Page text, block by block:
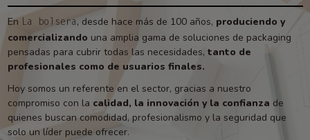
En La bolsera, desde hace más de 100 años, produciendo y
comercializando una amplia gama de soluciones de packaging
pensadas para cubrir todas las necesidades, tanto de
profesionales como de usuarios finales.
Hoy somos un referente en el sector, gracias a nuestro
compromiso con la calidad, la innovación y la confianza de
quienes buscan comodidad, profesionalismo y la seguridad que
solo un líder puede ofrecer.